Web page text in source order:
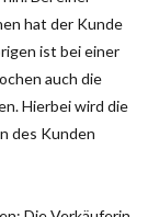
hat der Kunde
ist bei einer
auch die
Hierbei wird die
des Kunden